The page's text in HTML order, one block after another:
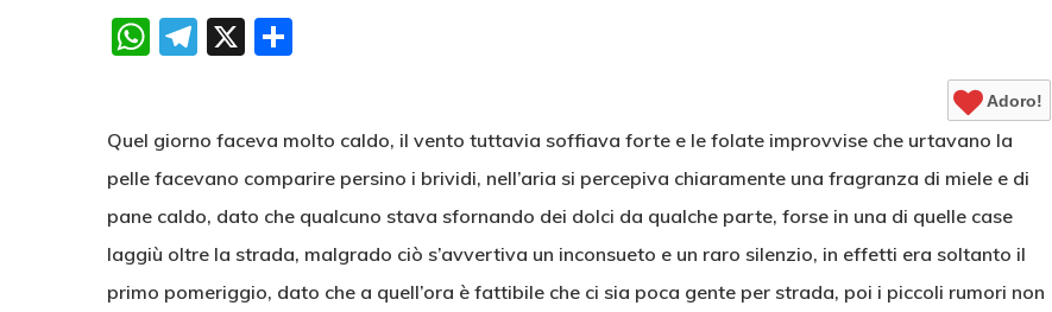
WhatsApp
Telegram
X
Adoro!
Quel giorno faceva molto caldo, il vento tuttavia soffiava forte e le folate improvvise che urtavano la
pelle facevano comparire persino i brividi, nell’aria si percepiva chiaramente una fragranza di miele e di
pane caldo, dato che qualcuno stava sfornando dei dolci da qualche parte, forse in una di quelle case
laggiù oltre la strada, malgrado ciò s’avvertiva un inconsueto e un raro silenzio, in effetti era soltanto il
primo pomeriggio, dato che a quell’ora è fattibile che ci sia poca gente per strada, poi i piccoli rumori non